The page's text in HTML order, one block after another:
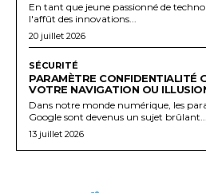
En tant que jeune passionné de
l'affût des innovations...
20 juillet 2026
SÉCURITÉ
PARAMÈTRE CONFIDENTIALITÉ
VOTRE NAVIGATION OU
Dans notre monde numérique, les
Google sont devenus un sujet
13 juillet 2026